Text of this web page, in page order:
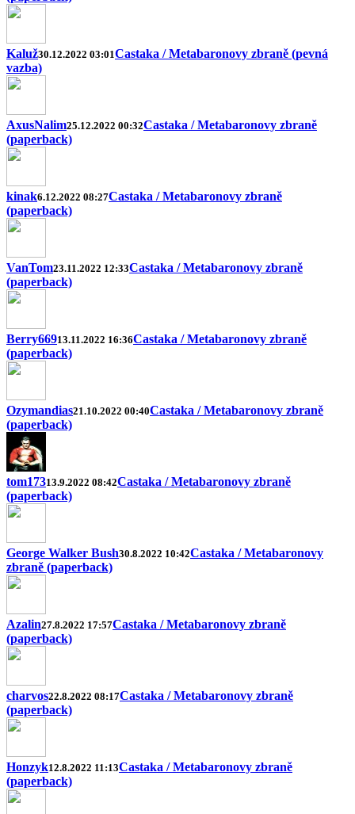
Kaluž30.12.2022 03:01Castaka / Metabaronovy zbraně (pevná
vazba)
AxusNalim25.12.2022 00:32Castaka / Metabaronovy zbraně
(paperback)
kinak6.12.2022 08:27Castaka / Metabaronovy zbraně
(paperback)
VanTom23.11.2022 12:33Castaka / Metabaronovy zbraně
(paperback)
Berry66913.11.2022 16:36Castaka / Metabaronovy zbraně
(paperback)
Ozymandias21.10.2022 00:40Castaka / Metabaronovy zbraně
(paperback)
tom17313.9.2022 08:42Castaka / Metabaronovy zbraně
(paperback)
George Walker Bush30.8.2022 10:42Castaka / Metabaronovy
zbraně (paperback)
Azalin27.8.2022 17:57Castaka / Metabaronovy zbraně
(paperback)
charvos22.8.2022 08:17Castaka / Metabaronovy zbraně
(paperback)
Honzyk12.8.2022 11:13Castaka / Metabaronovy zbraně
(paperback)